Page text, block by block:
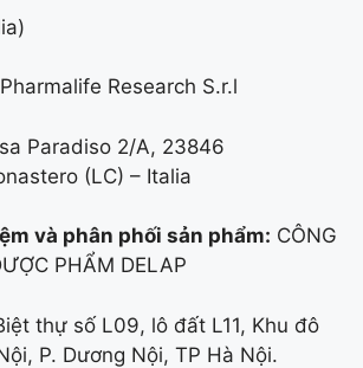
Pharmalife Research S.r.l
Paradiso 2/A, 23846
(LC) – Italia
và phân phối sản phẩm: CÔNG
PHẨM DELAP
thự số L09, lô đất L11, Khu đô
P. Dương Nội, TP Hà Nội.